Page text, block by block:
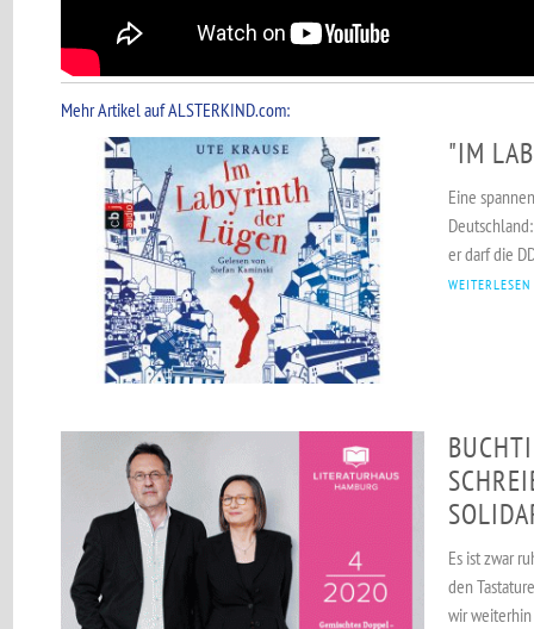
Mehr Artikel auf ALSTERKIND.com:
"IM
Eine
er darf die
WEITERLESEN
Es ist zwar
den
wir